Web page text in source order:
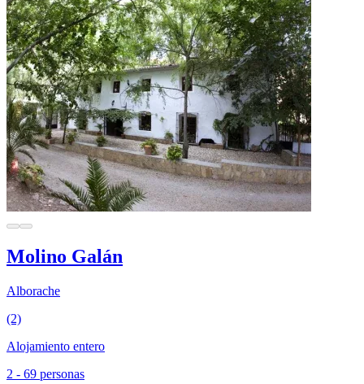
Molino Galán
Alborache
(2)
Alojamiento entero
2 - 69 personas